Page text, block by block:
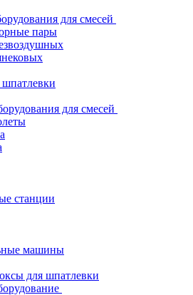
для смесей
пары
для смесей
станции
машины
для шпатлевки